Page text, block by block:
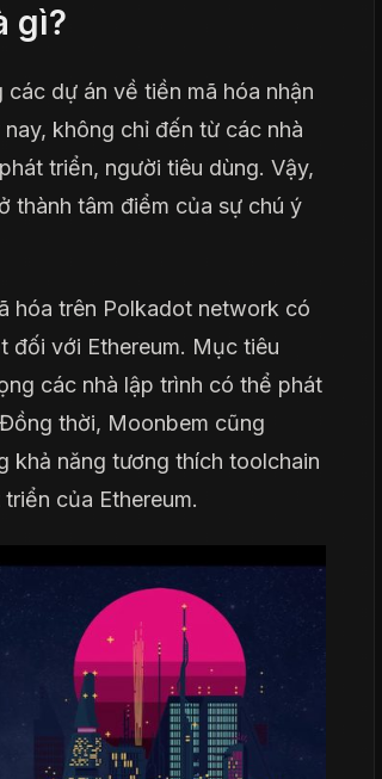
gì?
dự án về tiền mã hóa nhận
không chỉ đến từ các nhà
triển, người tiêu dùng. Vậy,
thành tâm điểm của sự chú ý
hóa trên Polkadot network có
đối với Ethereum. Mục tiêu
các nhà lập trình có thể phát
thời, Moonbem cũng
khả năng tương thích toolchain
của Ethereum.